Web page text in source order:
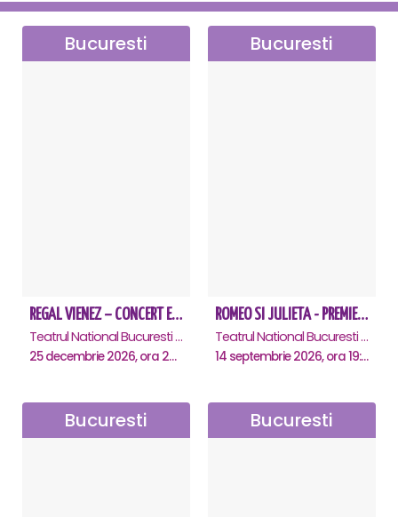
Bucuresti
REGAL VIENEZ – CONCERT EXTRAORDINAR DE CRACIUN - Bucuresti
Teatrul National Bucuresti - Sala Ion Caramitru, Bucuresti
25 decembrie 2026, ora 20:00
Bucuresti
ROMEO SI JULIETA - PREMIERA OFICIALA - Bucuresti
Teatrul National Bucuresti - Sala Ion Caramitru, Bucuresti
14 septembrie 2026, ora 19:00
Bucuresti Bucuresti